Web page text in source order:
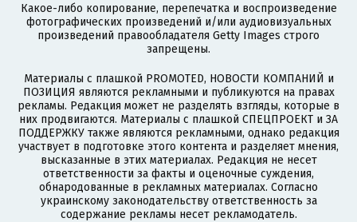
Какое-либо копирование, перепечатка и воспроизведение
фотографических произведений и/или аудиовизуальных
произведений правообладателя Getty Images строго
запрещены.
Материалы с плашкой PROMOTED, НОВОСТИ КОМПАНИЙ и
ПОЗИЦИЯ являются рекламными и публикуются на правах
рекламы. Редакция может не разделять взгляды, которые в
них продвигаются. Материалы с плашкой СПЕЦПРОЕКТ и ЗА
ПОДДЕРЖКУ также являются рекламными, однако редакция
участвует в подготовке этого контента и разделяет мнения,
высказанные в этих материалах. Редакция не несет
ответственности за факты и оценочные суждения,
обнародованные в рекламных материалах. Согласно
украинскому законодательству ответственность за
содержание рекламы несет рекламодатель.